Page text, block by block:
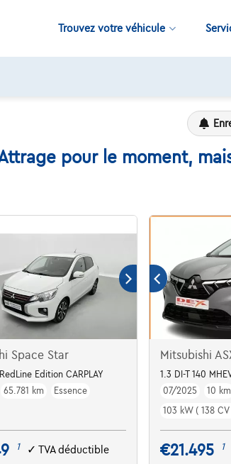
Trouvez votre véhicule
pour le moment,
Space Star
Edition CARPLAY
65.781 km
Essence
1 ✓TVA déductible
Mitsubishi
1.3 DI-T 140
07/2025
10 km
103 kW ( 138 CV
€21.495 1